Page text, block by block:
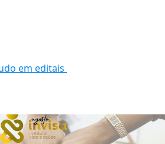
em editais